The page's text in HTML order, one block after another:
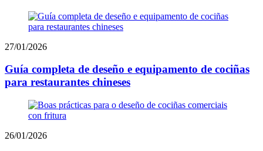
27/01/2026
Guía completa de deseño e equipamento de cociñas
para restaurantes chineses
26/01/2026